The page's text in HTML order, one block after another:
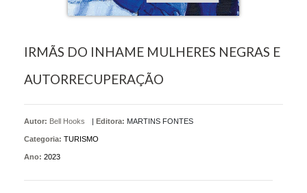
IRMÃS DO INHAME MULHERES NEGRAS E
AUTORRECUPERAÇÃO
Autor: Bell Hooks | Editora: MARTINS FONTES
Categoria: TURISMO
Ano: 2023